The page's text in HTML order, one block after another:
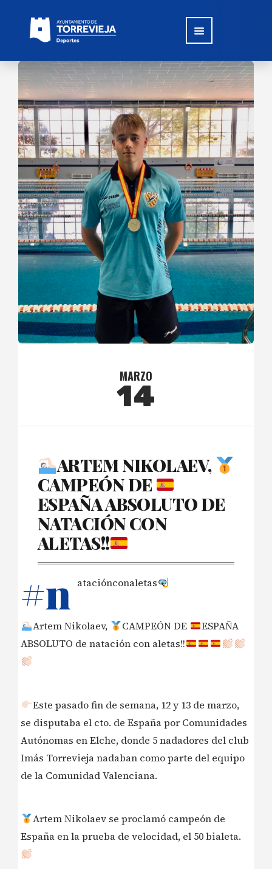
MARZO
14
ARTEM NIKOLAEV,
CAMPEÓN DE
ESPAÑA ABSOLUTO DE
NATACIÓN CON
ALETAS!!
#n ataciónconaletas
Artem Nikolaev, CAMPEÓN DE
ESPAÑA
ABSOLUTO de natación con aletas!!
Este pasado fin de semana, 12 y 13 de marzo,
se disputaba el cto. de España por Comunidades
Autónomas en Elche, donde 5 nadadores del club
Imás Torrevieja nadaban como parte del equipo
de la Comunidad Valenciana.
Artem Nikolaev se proclamó campeón de
España en la prueba de velocidad, el 50 bialeta.